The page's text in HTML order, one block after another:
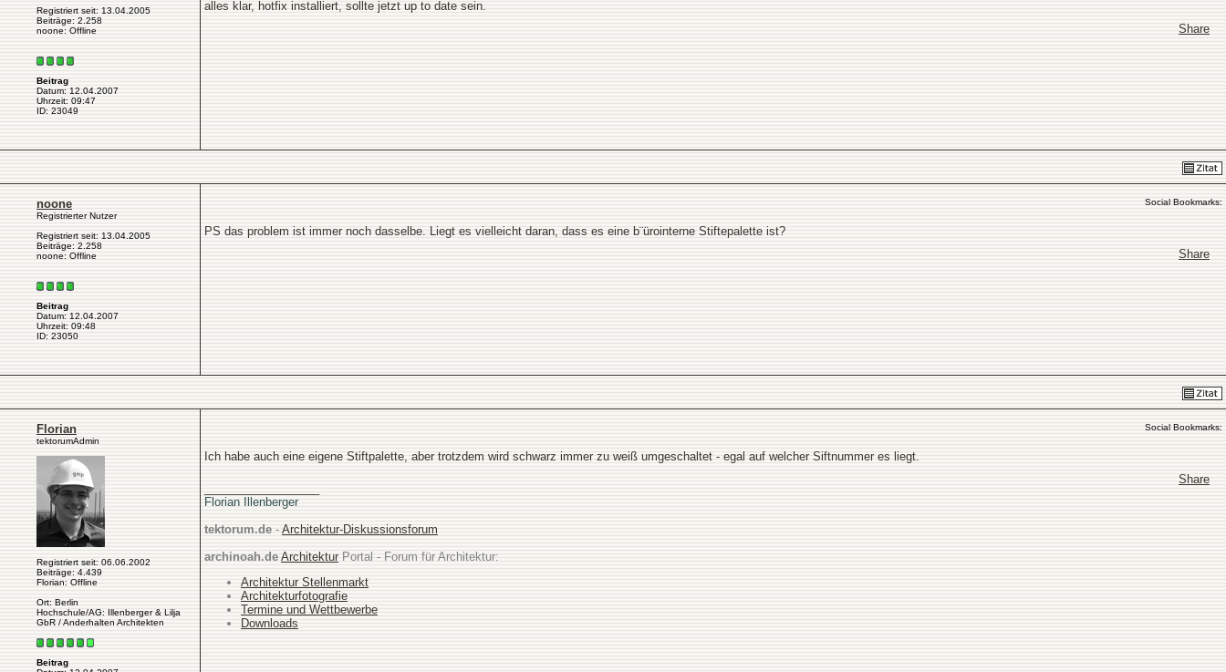
Registriert seit: 13.04.2005
Beiträge: 2.258
noone: Offline
Beitrag
Datum: 12.04.2007
Uhrzeit: 09:47
ID: 23049
alles klar, hotfix installiert, sollte jetzt up to date sein.
Share
noone
Registrierter Nutzer
Registriert seit: 13.04.2005
Beiträge: 2.258
noone: Offline
Beitrag
Datum: 12.04.2007
Uhrzeit: 09:48
ID: 23050
Social Bookmarks:
PS das problem ist immer noch dasselbe. Liegt es vielleicht daran, dass es eine b¨ürointerne Stiftepalette ist?
Share
Florian
tektorumAdmin
Registriert seit: 06.06.2002
Beiträge: 4.439
Florian: Offline
Ort: Berlin
Hochschule/AG: Illenberger & Lilja
GbR / Anderhalten Architekten
Beitrag
Social Bookmarks:
Ich habe auch eine eigene Stiftpalette, aber trotzdem wird schwarz immer zu weiß umgeschaltet - egal auf welcher Siftnummer es liegt.
Share
Florian Illenberger
tektorum.de - Architektur-Diskussionsforum
archinoah.de ArchitekturPortal - Forum für Architektur:
Architektur Stellenmarkt
Architekturfotografie
Termine und Wettbewerbe
Downloads